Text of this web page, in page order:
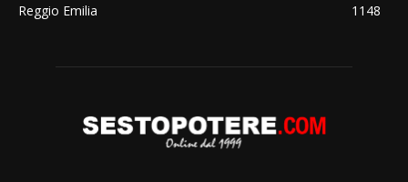
Reggio Emilia
1148